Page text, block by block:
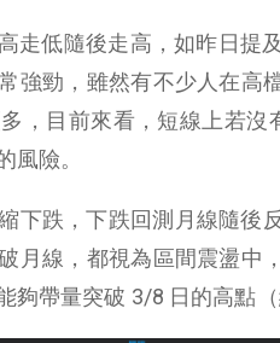
走低隨後走高，如昨日提
強勁，雖然有不少人在高
，目前來看，短線上若沒
風險。
下跌，下跌回測月線隨後
月線，都視為區間震盪中
帶量突破 3/8 日的高點（